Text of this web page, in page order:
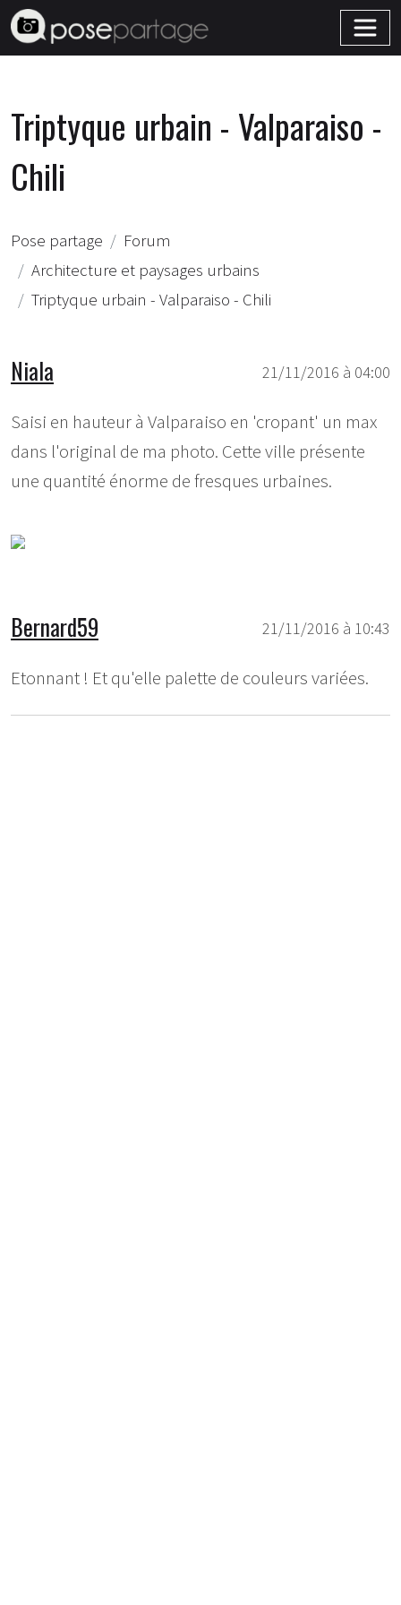
Triptyque urbain - Valparaiso -
Chili
Pose partage
Forum
Architecture et paysages urbains
Triptyque urbain - Valparaiso - Chili
21/11/2016 à 04:00
Niala
Saisi en hauteur à Valparaiso en 'cropant' un max
dans l'original de ma photo. Cette ville présente
une quantité énorme de fresques urbaines.
21/11/2016 à 10:43
Bernard59
Etonnant ! Et qu'elle palette de couleurs variées.